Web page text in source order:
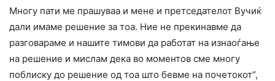
Многу пати ме прашуваа и мене и претседателот Вучиќ
дали имаме решение за тоа. Ние не прекинавме да
разговараме и нашите тимови да работат на изнаоѓање
на решение и мислам дека во моментов сме многу
поблиску до решение од тоа што бевме на почетокот“,